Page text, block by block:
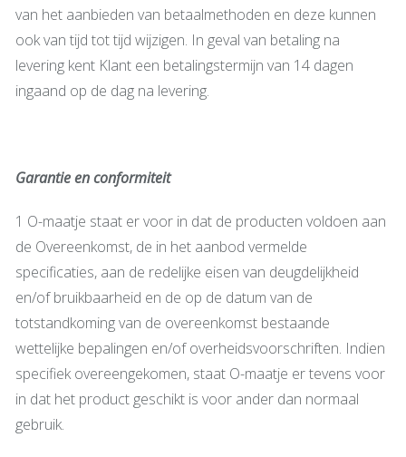
van het aanbieden van betaalmethoden en deze kunnen
ook van tijd tot tijd wijzigen. In geval van betaling na
levering kent Klant een betalingstermijn van 14 dagen
ingaand op de dag na levering.
Garantie en conformiteit
1 O-maatje staat er voor in dat de producten voldoen aan
de Overeenkomst, de in het aanbod vermelde
specificaties, aan de redelijke eisen van deugdelijkheid
en/of bruikbaarheid en de op de datum van de
totstandkoming van de overeenkomst bestaande
wettelijke bepalingen en/of overheidsvoorschriften. Indien
specifiek overeengekomen, staat O-maatje er tevens voor
in dat het product geschikt is voor ander dan normaal
gebruik.